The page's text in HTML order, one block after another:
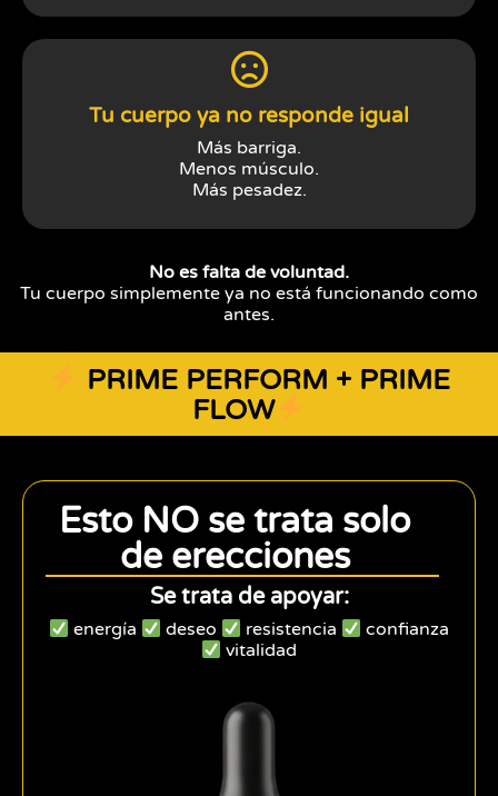
Tu cuerpo ya no responde igual
Más barriga.
Menos músculo.
Más pesadez.
No es falta de voluntad.
Tu cuerpo simplemente ya no está funcionando como
antes.
PRIME PERFORM + PRIME
FLOW
Esto NO se trata solo
de erecciones
Se trata de apoyar:
energía deseo resistencia
confianza
vitalidad